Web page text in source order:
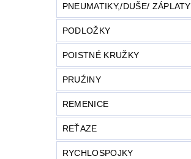
PNEUMATIKY,/DUŠE/ ZÁPLATY
PODLOŽKY
POISTNÉ KRUŽKY
PRUŹINY
REMENICE
REŤAZE
RYCHLOSPOJKY